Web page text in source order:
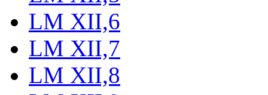
LM XII,6
LM XII,7
LM XII,8